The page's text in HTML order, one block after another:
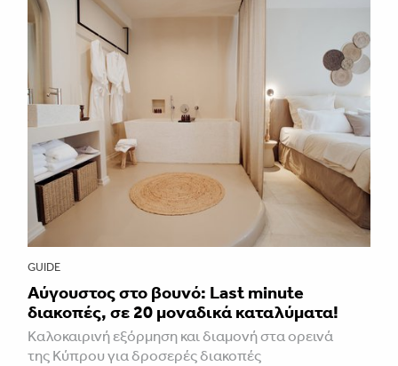
GUIDE
Aύγουστος στο βουνό: Last minute
διακοπές, σε 20 μοναδικά καταλύματα!
Καλοκαιρινή εξόρμηση και διαμονή στα ορεινά
της Κύπρου για δροσερές διακοπές